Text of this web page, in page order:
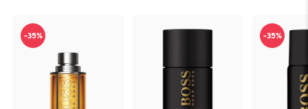
-35% -35%